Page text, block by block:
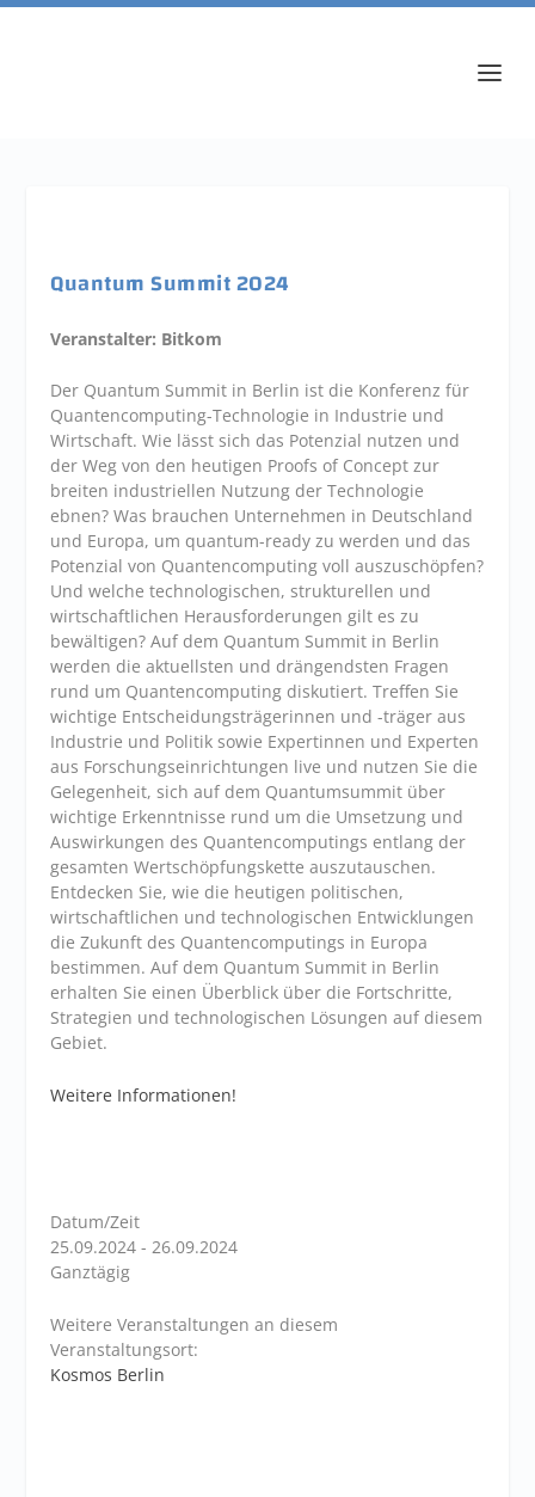
Quantum Summit 2024
Veranstalter: Bitkom
Der Quantum Summit in Berlin ist die Konferenz für
Quantencomputing-Technologie in Industrie und
Wirtschaft. Wie lässt sich das Potenzial nutzen und
der Weg von den heutigen Proofs of Concept zur
breiten industriellen Nutzung der Technologie
ebnen? Was brauchen Unternehmen in Deutschland
und Europa, um quantum-ready zu werden und das
Potenzial von Quantencomputing voll auszuschöpfen?
Und welche technologischen, strukturellen und
wirtschaftlichen Herausforderungen gilt es zu
bewältigen? Auf dem Quantum Summit in Berlin
werden die aktuellsten und drängendsten Fragen
rund um Quantencomputing diskutiert. Treffen Sie
wichtige Entscheidungsträgerinnen und -träger aus
Industrie und Politik sowie Expertinnen und Experten
aus Forschungseinrichtungen live und nutzen Sie die
Gelegenheit, sich auf dem Quantumsummit über
wichtige Erkenntnisse rund um die Umsetzung und
Auswirkungen des Quantencomputings entlang der
gesamten Wertschöpfungskette auszutauschen.
Entdecken Sie, wie die heutigen politischen,
wirtschaftlichen und technologischen Entwicklungen
die Zukunft des Quantencomputings in Europa
bestimmen. Auf dem Quantum Summit in Berlin
erhalten Sie einen Überblick über die Fortschritte,
Strategien und technologischen Lösungen auf diesem
Gebiet.
Weitere Informationen!
Datum/Zeit
25.09.2024 - 26.09.2024
Ganztägig
Weitere Veranstaltungen an diesem
Veranstaltungsort:
Kosmos Berlin